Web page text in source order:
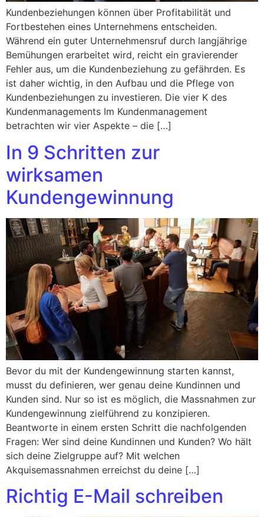
Kundenbeziehungen können über Profitabilität und
Fortbestehen eines Unternehmens entscheiden.
Während ein guter Unternehmensruf durch langjährige
Bemühungen erarbeitet wird, reicht ein gravierender
Fehler aus, um die Kundenbeziehung zu gefährden. Es
ist daher wichtig, in den Aufbau und die Pflege von
Kundenbeziehungen zu investieren. Die vier K des
Kundenmanagements Im Kundenmanagement
betrachten wir vier Aspekte – die […]
In 9 Schritten zur
wirksamen
Kundengewinnung
Bevor du mit der Kundengewinnung starten kannst,
musst du definieren, wer genau deine Kundinnen und
Kunden sind. Nur so ist es möglich, die Massnahmen zur
Kundengewinnung zielführend zu konzipieren.
Beantworte in einem ersten Schritt die nachfolgenden
Fragen: Wer sind deine Kundinnen und Kunden? Wo hält
sich deine Zielgruppe auf? Mit welchen
Akquisemassnahmen erreichst du deine […]
Richtig E-Mail schreiben